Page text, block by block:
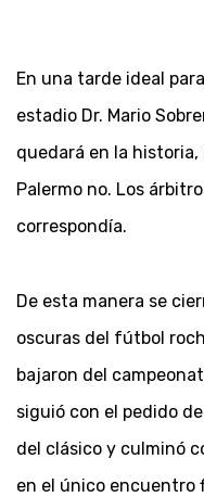
En una tarde ideal
estadio Dr. Mario
quedará en la
Palermo no. Los
correspondía.
De esta manera se
oscuras del fútbol
bajaron del
siguió con el pedido
del clásico y culminó
en el único encuentro